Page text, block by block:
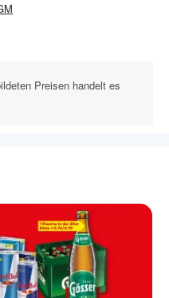
Preisen handelt es